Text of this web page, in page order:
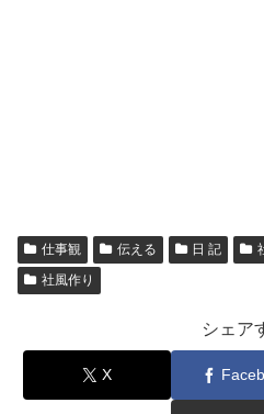
仕事観 伝える 日 記
社風作り
シェア
X